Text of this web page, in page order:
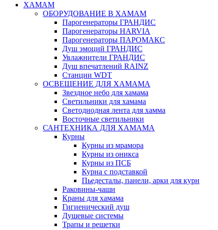
ХАМАМ
ОБОРУДОВАНИЕ В ХАМАМ
Парогенераторы ГРАНДИС
Парогенераторы HARVIA
Парогенераторы ПАРОМАКС
Душ эмоций ГРАНДИС
Увлажнители ГРАНДИС
Душ впечатлений RAINZ
Станции WDT
ОСВЕЩЕНИЕ ДЛЯ ХАМАМА
Звездное небо для хамама
Светильники для хамама
Светодиодная лента для хамма
Восточные светильники
САНТЕХНИКА ДЛЯ ХАМАМА
Курны
Курны из мрамора
Курны из оникса
Курны из ПСБ
Курна с подставкой
Пьедесталы, панели, арки для курн
Раковины-чаши
Краны для хамама
Гигиенический душ
Душевые системы
Трапы и решетки